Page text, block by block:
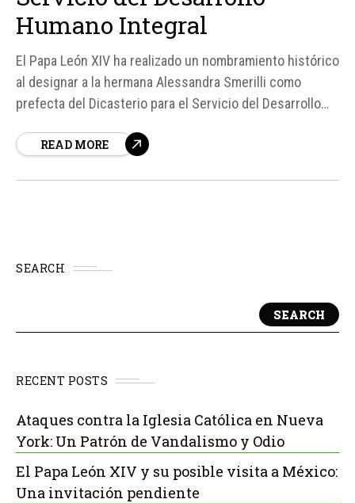
Humano Integral
El Papa León XIV ha realizado un nombramiento histórico
al designar a la hermana Alessandra Smerilli como
prefecta del Dicasterio para el Servicio del Desarrollo
Czerny, quien alcanzará la edad de jubilación obligatoria
READ MORE
SEARCH
SEARCH
RECENT POSTS
Ataques contra la Iglesia Católica en Nueva
York: Un Patrón de Vandalismo y Odio
El Papa León XIV y su posible visita a México:
Una invitación pendiente